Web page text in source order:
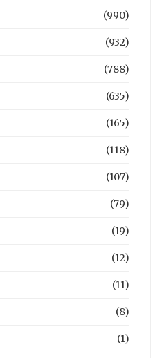
(990)
(932)
(788)
(635)
(165)
(118)
(107)
(79)
(19)
(12)
(11)
(8)
(1)